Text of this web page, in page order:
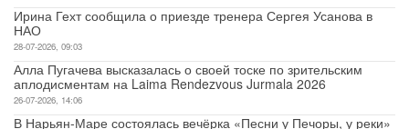
Ирина Гехт сообщила о приезде тренера Сергея Усанова в
НАО
28-07-2026, 09:03
Алла Пугачева высказалась о своей тоске по зрительским
аплодисментам на Laima Rendezvous Jurmala 2026
26-07-2026, 14:06
В Нарьян-Маре состоялась вечёрка «Песни у Печоры, у реки»